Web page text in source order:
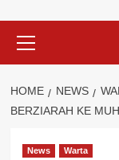
Menu
HOME NEWS
BERZIARAH KE
News Warta